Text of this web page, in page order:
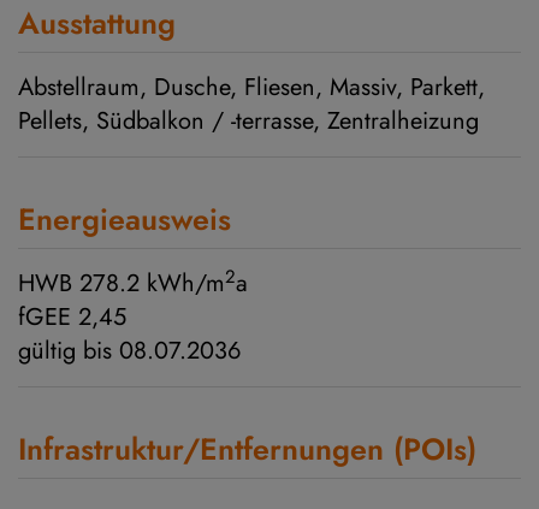
Ausstattung
Abstellraum Dusche Fliesen Massiv Parkett
Pellets Südbalkon / -terrasse Zentralheizung
Energieausweis
HWB 278.2 kWh/m2a
fGEE 2,45
gültig bis 08.07.2036
Infrastruktur/Entfernungen (POIs)